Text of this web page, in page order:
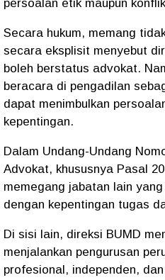
persoalan etik maupun
Secara hukum, memang
secara eksplisit menyebut
boleh berstatus advokat.
beracara di pengadilan
dapat menimbulkan
kepentingan.
Dalam Undang-Undang
Advokat, khususnya Pasal
memegang jabatan lain
dengan kepentingan tugas
Di sisi lain, direksi BUMD
menjalankan pengurusan
profesional, independen,